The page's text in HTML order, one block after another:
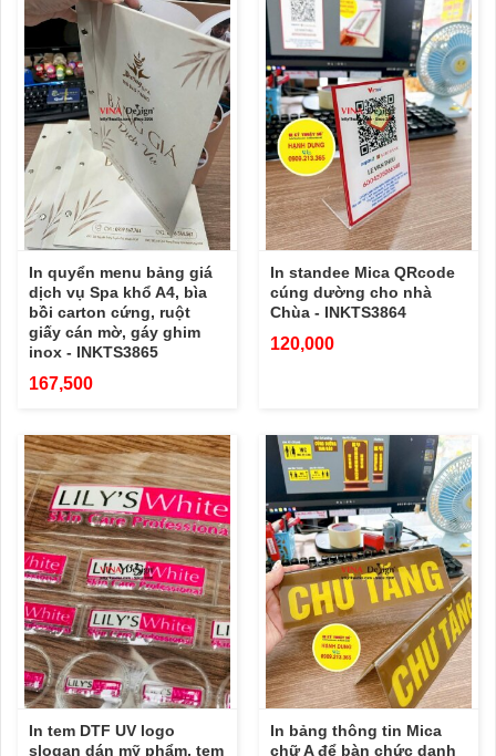
In quyển menu bảng giá
dịch vụ Spa khổ A4, bìa
bồi carton cứng, ruột
giấy cán mờ, gáy ghim
inox - INKTS3865
167,500
In standee Mica QRcode
cúng dường cho nhà
Chùa - INKTS3864
120,000
In tem DTF UV logo
slogan dán mỹ phẩm, tem
In bảng thông tin Mica
chữ A để bàn chức danh